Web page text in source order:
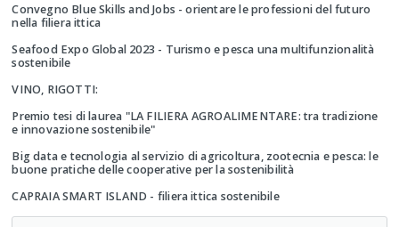
Convegno Blue Skills and Jobs - orientare le professioni del futuro
nella filiera ittica
Seafood Expo Global 2023 - Turismo e pesca una multifunzionalità
sostenibile
VINO, RIGOTTI:
Premio tesi di laurea "LA FILIERA AGROALIMENTARE: tra tradizione
e innovazione sostenibile"
Big data e tecnologia al servizio di agricoltura, zootecnia e pesca: le
buone pratiche delle cooperative per la sostenibilità
CAPRAIA SMART ISLAND - filiera ittica sostenibile